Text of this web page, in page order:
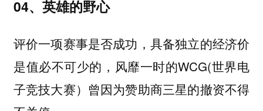
04、英雄的野心
评价一项赛事是否成功，具备独立的经济价
是值必不可少的，风靡一时的WCG(世界电
子竞技大赛）曾因为赞助商三星的撤资不得